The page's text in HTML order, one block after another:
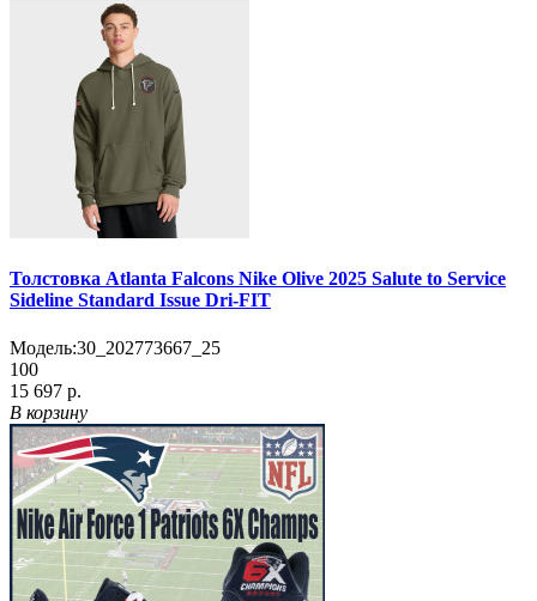
Толстовка Atlanta Falcons Nike Olive 2025 Salute to Service
Sideline Standard Issue Dri-FIT
Модель:30_202773667_25
100
15 697 р.
В корзину